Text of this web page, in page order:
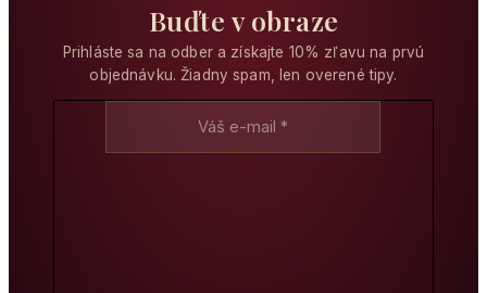
Buďte v obraze
Prihláste sa na odber a získajte 10% zľavu na prvú
objednávku. Žiadny spam, len overené tipy.